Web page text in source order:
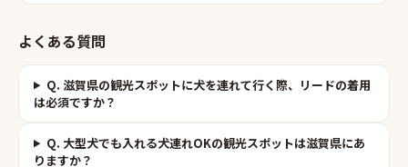
よくある質問
Q. 滋賀県の観光スポットに犬を連れて行く際、リードの着用
は必須ですか？
Q. 大型犬でも入れる犬連れOKの観光スポットは滋賀県にあ
りますか？